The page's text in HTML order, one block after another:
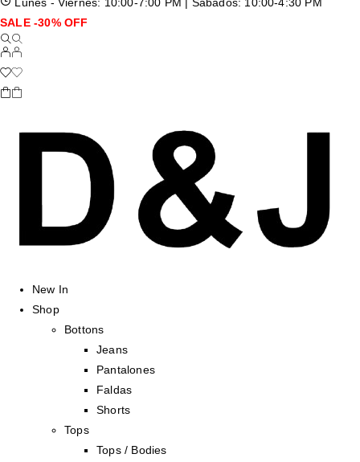
SALE -30% OFF
New In
Shop
Bottons
Jeans
Pantalones
Faldas
Shorts
Tops
Tops / Bodies